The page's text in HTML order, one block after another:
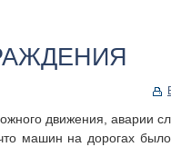
движения, аварии
машин на дорогах